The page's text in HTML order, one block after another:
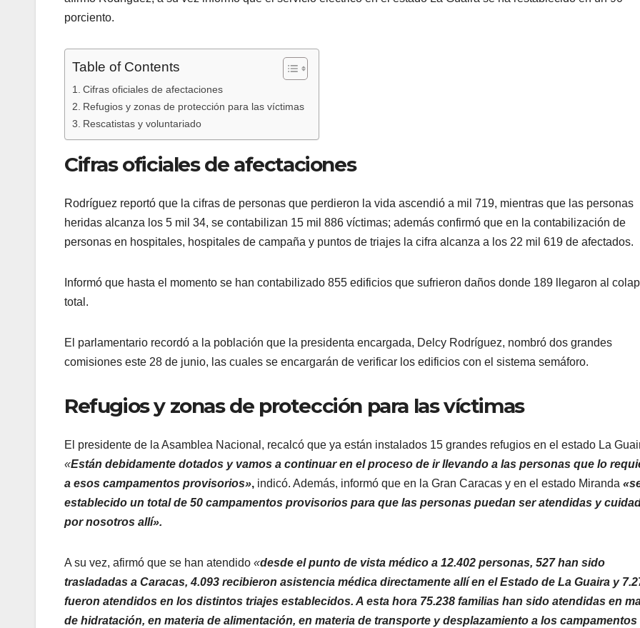
porciento.
Table of Contents
Cifras oficiales de afectaciones
Refugios y zonas de protección para las víctimas
Rescatistas y voluntariado
Cifras oficiales de afectaciones
Rodríguez reportó que la cifras de personas que perdieron la vida ascendió a mil 719, mientras que las personas
heridas alcanza los 5 mil 34, se contabilizan 15 mil 886 víctimas; además confirmó que en la contabilización de
personas en hospitales, hospitales de campaña y puntos de triajes la cifra alcanza a los 22 mil 619 de afectados.
Informó que hasta el momento se han contabilizado 855 edificios que sufrieron daños donde 189 llegaron al
total.
El parlamentario recordó a la población que la presidenta encargada, Delcy Rodríguez, nombró dos grandes
comisiones este 28 de junio, las cuales se encargarán de verificar los edificios con el sistema semáforo.
Refugios y zonas de protección para las víctimas
El presidente de la Asamblea Nacional, recalcó que ya están instalados 15 grandes refugios en el estado La
«Están debidamente dotados y vamos a continuar en el proceso de ir llevando a las personas que lo
a esos campamentos provisorios», indicó. Además, informó que en la Gran Caracas y en el estado Miranda
establecido un total de 50 campamentos provisorios para que las personas puedan ser atendidas y
por nosotros allí».
A su vez, afirmó que se han atendido «desde el punto de vista médico a 12.402 personas, 527 han sido
trasladadas a Caracas, 4.093 recibieron asistencia médica directamente allí en el Estado de La Guaira y
fueron atendidos en los distintos triajes establecidos. A esta hora 75.238 familias han sido atendidas en
de hidratación, en materia de alimentación, en materia de transporte y desplazamiento a los campamentos